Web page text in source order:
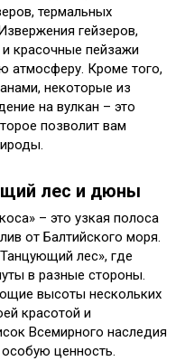
термальных
гейзеров,
красочные пейзажи
атмосферу. Кроме того,
некоторые из
на вулкан – это
позволит вам
лес и дюны
– это узкая полоса
от Балтийского моря.
лес», где
в разные стороны.
высоты нескольких
красотой и
Всемирного наследия
ценность.